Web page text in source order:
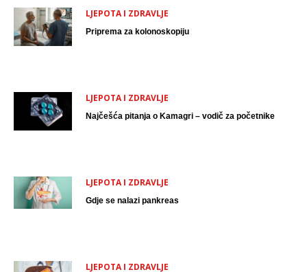
LJEPOTA I ZDRAVLJE
Priprema za kolonoskopiju
LJEPOTA I ZDRAVLJE
Najčešća pitanja o Kamagri – vodič za početnike
LJEPOTA I ZDRAVLJE
Gdje se nalazi pankreas
LJEPOTA I ZDRAVLJE